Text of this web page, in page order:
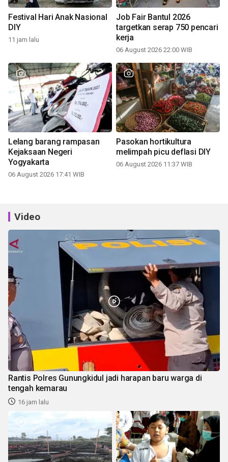
Festival Hari Anak Nasional
DIY
11 jam lalu
Job Fair Bantul 2026
targetkan serap 750 pencari
kerja
06 August 2026 22:00 WIB
Lelang barang rampasan
Kejaksaan Negeri
Yogyakarta
06 August 2026 17:41 WIB
Pasokan hortikultura
melimpah picu deflasi DIY
06 August 2026 11:37 WIB
Video
Rantis Polres Gunungkidul jadi harapan baru warga di
tengah kemarau
16 jam lalu